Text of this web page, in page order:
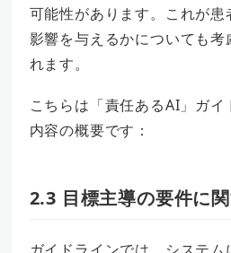
可能性があります。これが
影響を与えるかについても考
れます。
こちらは「責任あるAI」ガイ
内容の概要です：
2.3 目標主導の要件に